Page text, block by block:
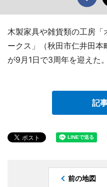
木製家具や雑貨類の工房
ークス」（秋田市仁井田
が9月1日で3周年を迎えた。
記
前の地図